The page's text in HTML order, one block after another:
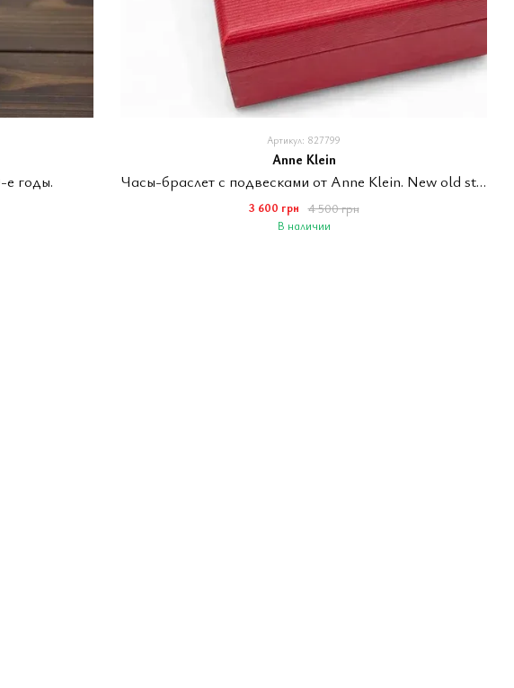
е годы.
Артикул: 827799
Anne Klein
Часы-браслет с подвесками от Anne Klein. New old stock. В коробке.
4 500 грн
3 600 грн
В наличии